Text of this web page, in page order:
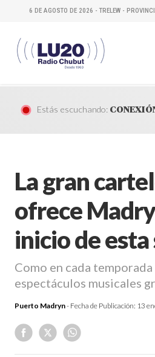
6 DE AGOSTO DE 2026 - TRELEW -
Estás escuchando:
La gran
ofrece
inicio de esta
Como en cada
espectáculos musicales
Puerto Madryn- Fecha de Publicación: 13